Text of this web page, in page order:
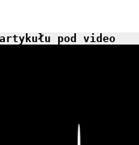
pod video